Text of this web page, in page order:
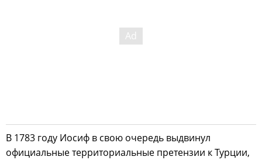
В 1783 году Иосиф в свою очередь выдвинул
официальные территориальные претензии к Турции,